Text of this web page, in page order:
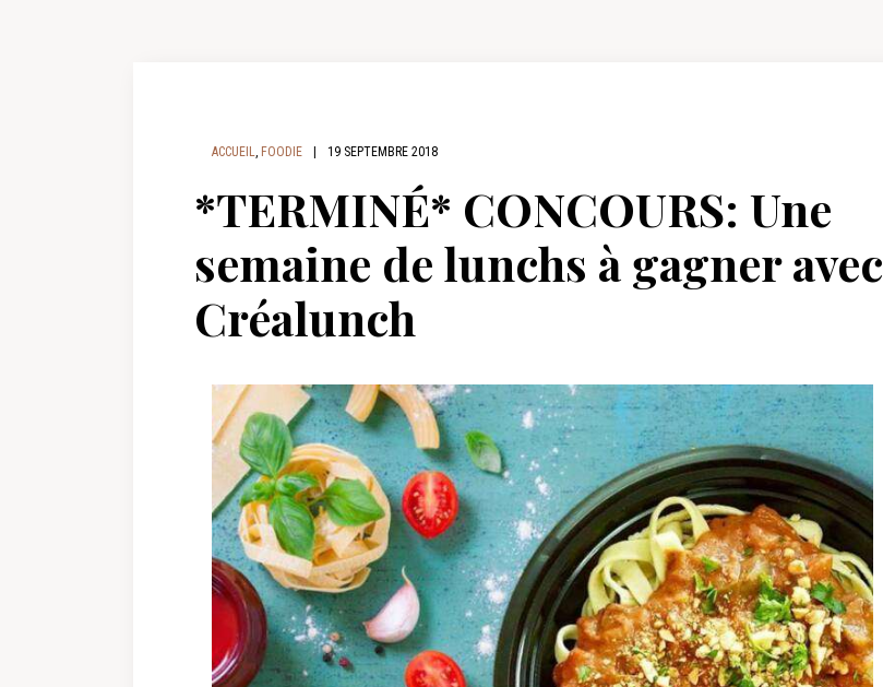
ACCUEIL, FOODIE 19 SEPTEMBRE 2018
*TERMINÉ* CONCOURS: Une
semaine de lunchs à gagner avec
Créalunch